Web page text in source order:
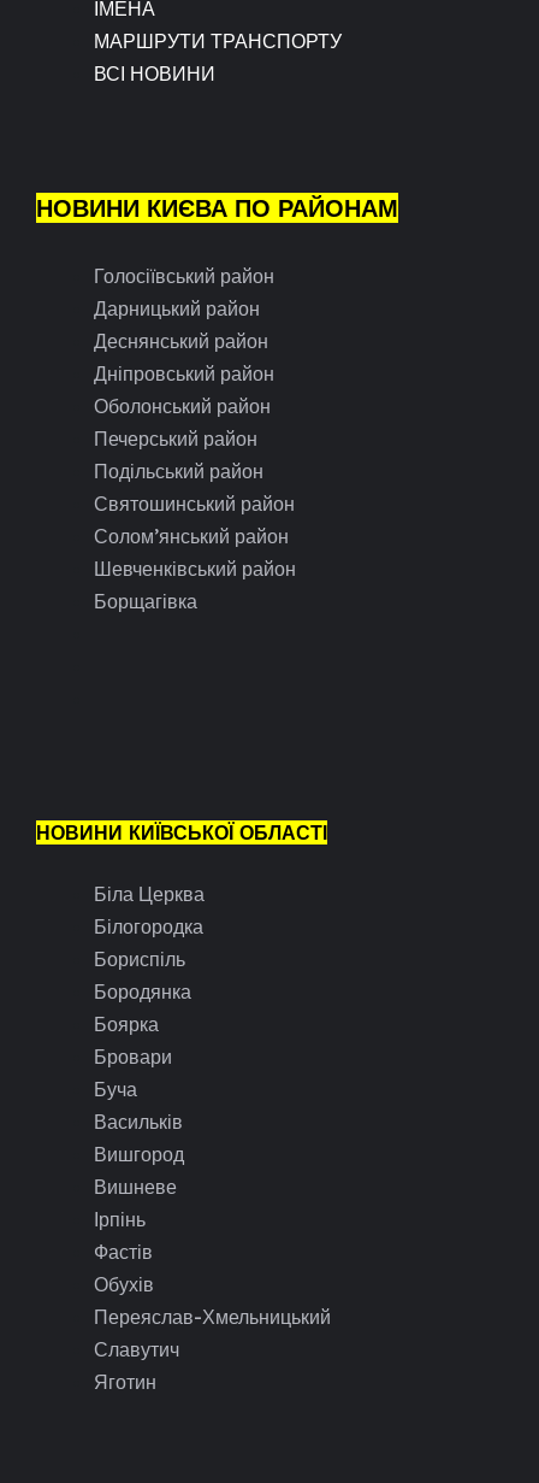
ІМЕНА
МАРШРУТИ ТРАНСПОРТУ
ВСІ НОВИНИ
НОВИНИ КИЄВА ПО РАЙОНАМ
Голосіївський район
Дарницький район
Деснянський район
Дніпровський район
Оболонський район
Печерський район
Подільський район
Святошинський район
Солом’янський район
Шевченківський район
Борщагівка
НОВИНИ КИЇВСЬКОЇ ОБЛАСТІ
Біла Церква
Білогородка
Бориспіль
Бородянка
Боярка
Бровари
Буча
Васильків
Вишгород
Вишневе
Ірпінь
Фастів
Обухів
Переяслав-Хмельницький
Славутич
Яготин